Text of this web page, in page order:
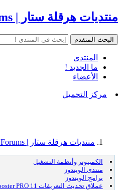
منتديات هرقلة ستار | Hergla Star Forums
المنتدى
ما الجديد !
الأعضاء
مركز التحميل
منتديات هرقلة ستار | Hergla Star Forums
الكمبيوتر وأنظمة التشغيل
منتدى الويندوز
برامج الويندوز
عملاق تحديث التعريفات IObit Driver Booster PRO 11